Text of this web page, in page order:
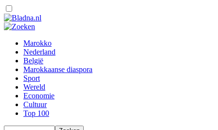
Marokko
Nederland
België
Marokkaanse diaspora
Sport
Wereld
Economie
Cultuur
Top 100